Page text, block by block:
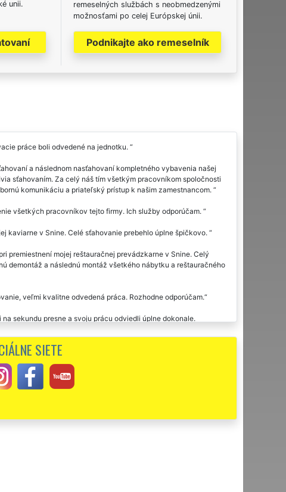
unii.
remeselných službách s neobmedzenými
možnosťami po celej Európskej únii.
Podnikajte ako remeselník
práce boli odvedené na jednotku.
a následnom nasťahovaní kompletného vybavenia našej
sťahovaním. Za celý náš tím všetkým pracovníkom spoločnosti
komunikáciu a priateľský prístup k našim zamestnancom.
všetkých pracovníkov tejto firmy. Ich služby odporúčam.
kaviarne v Snine. Celé sťahovanie prebehlo úplne špičkovo.
premiestnení mojej reštauračnej prevádzkarne v Snine. Celý
demontáž a následnú montáž všetkého nábytku a reštauračného
veľmi kvalitne odvedená práca. Rozhodne odporúčam.
sekundu presne a svoju prácu odviedli úplne dokonale.
SIETE